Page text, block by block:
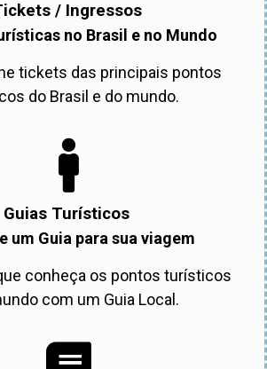
/ Ingressos
no Brasil e no Mundo
tickets das principais pontos
do Brasil e do mundo.
Guias Turísticos
um Guia para sua viagem
conheça os pontos turísticos
com um Guia Local.